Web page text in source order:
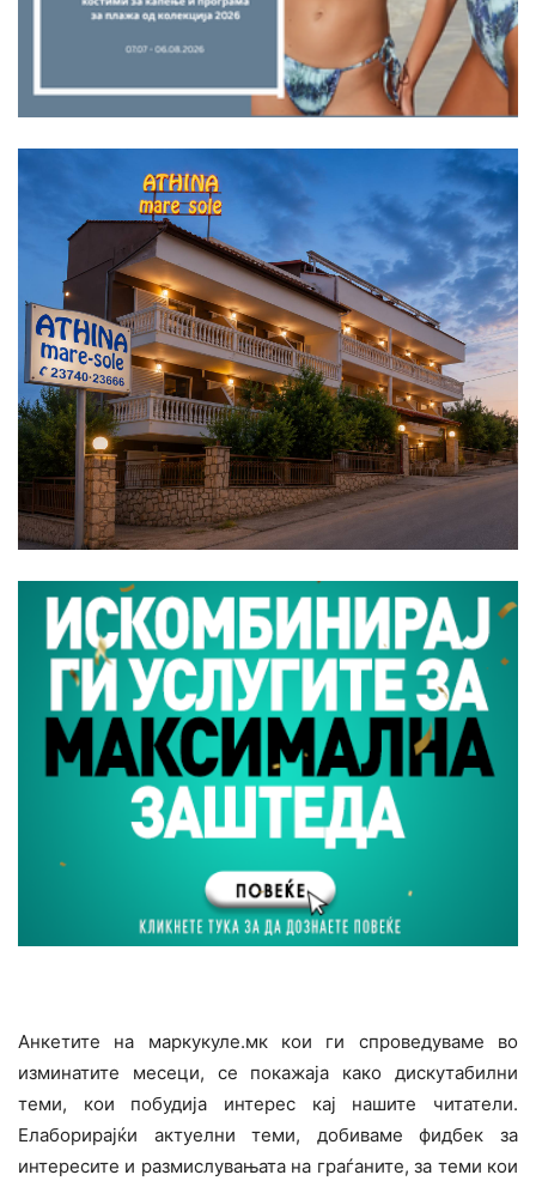
Aнкетите на маркукуле.мк кои ги спроведуваме во
изминатите месеци, се покажаја како дискутабилни
теми, кои побудија интерес кај нашите читатели.
Елаборирајќи актуелни теми, добиваме фидбек за
интересите и размислувањата на граѓаните, за теми кои